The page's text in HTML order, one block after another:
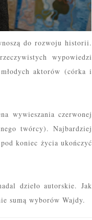
do rozwoju historii.
wypowiedzi
młodych aktorów (córka i
wywieszania czerwonej
twórcy). Najbardziej
koniec życia ukończyć
dziełoautorskie. Jak
sumą wyborów Wajdy.